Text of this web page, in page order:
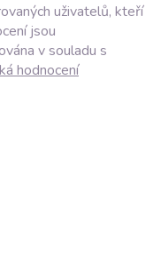
uživatelů, kteří
jsou
v souladu s
hodnocení